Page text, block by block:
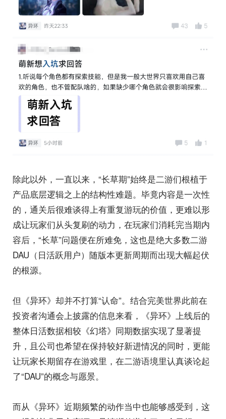
除此以外，一直以来，“长草期”始终是二游们根植于
产品底层逻辑之上的结构性难题。毕竟内容是一次性
的，通关后很难谈得上有重复游玩的价值，更难以形
成让玩家们从头复刷的动力，在玩家们消耗完当期内
容后，“长草”问题便在所难免，这也是绝大多数二游
DAU（日活跃用户）随版本更新周期而出现大幅起伏
的根源。
但《异环》却并不打算“认命”。结合完美世界此前在
投资者沟通会上披露的信息来看，《异环》上线后的
整体日活数据相较《幻塔》同期数据实现了显著提
升，且公司也希望在保持较好新进情况的同时，更能
让玩家长期留存在游戏里，在二游语境里认真谈论起
了“DAU”的概念与愿景。
而从《异环》近期频繁的动作当中也能够感受到，这